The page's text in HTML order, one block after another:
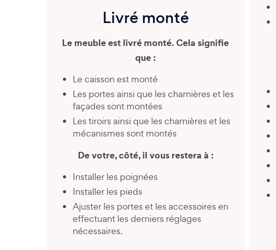
Livré monté
Le meuble est livré monté. Cela signifie
que :
Le caisson est monté
Les portes ainsi que les charnières et les
façades sont montées
Les tiroirs ainsi que les charnières et les
mécanismes sont montés
De votre, côté, il vous restera à :
Installer les poignées
Installer les pieds
Ajuster les portes et les accessoires en
effectuant les derniers réglages
nécessaires.